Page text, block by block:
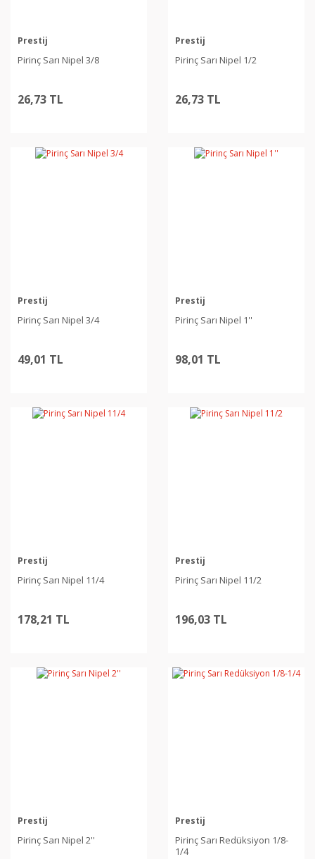
Prestij
Pirinç Sarı Nipel 3/8
26,73 TL
Prestij
Pirinç Sarı Nipel 1/2
26,73 TL
Prestij
Pirinç Sarı Nipel 3/4
49,01 TL
Prestij
Pirinç Sarı Nipel 1''
98,01 TL
Prestij
Pirinç Sarı Nipel 11/4
178,21 TL
Prestij
Pirinç Sarı Nipel 11/2
196,03 TL
Prestij
Pirinç Sarı Nipel 2''
Prestij
Pirinç Sarı Redüksiyon 1/8-
1/4